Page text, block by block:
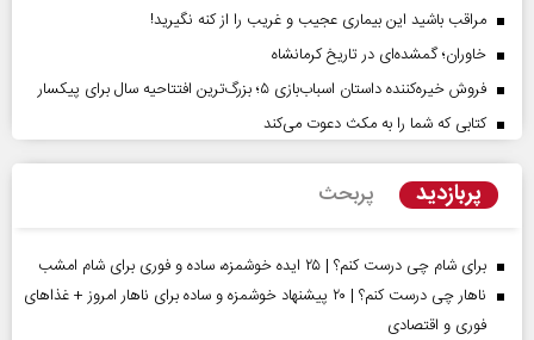
مراقب باشید این بیماری عجیب و غریب را از کنه نگیرید!
خاوران؛ گمشده‌ای در تاریخ کرمانشاه
فروش خیره‌کننده داستان اسباب‌بازی ۵؛ بزرگ‌ترین افتتاحیه سال برای پیکسار
کتابی که شما را به مکث دعوت می‌کند
پربازدید پربحث
برای شام چی درست کنم؟ | ۲۵ ایده خوشمزه، ساده و فوری برای شام امشب
ناهار چی درست کنم؟ | ۲۰ پیشنهاد خوشمزه و ساده برای ناهار امروز + غذاهای
فوری و اقتصادی